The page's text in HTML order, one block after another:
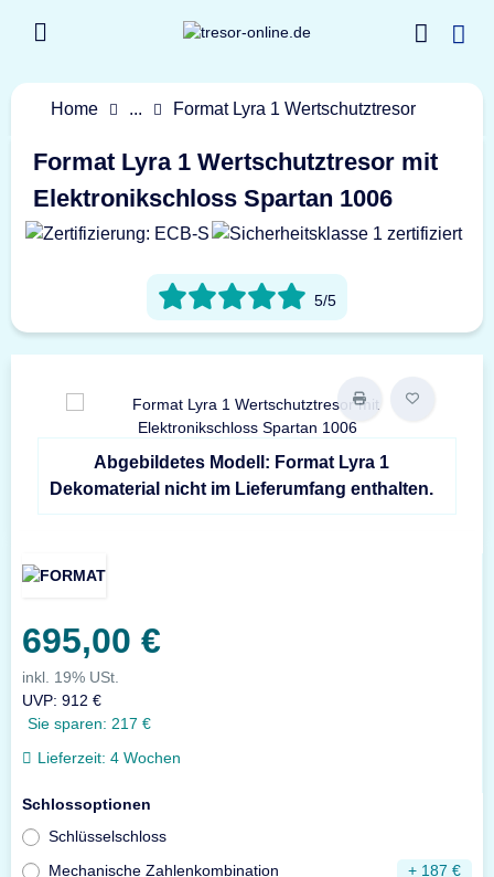
Home ... Format Lyra 1 Wertschutztresor
Format Lyra 1 Wertschutztresor mit
Elektronikschloss Spartan 1006
5/5
Abgebildetes Modell: Format Lyra 1
Dekomaterial nicht im Lieferumfang enthalten.
695,00 €
inkl. 19% USt.
UVP: 912 €
Sie sparen: 217 €
Lieferzeit: 4 Wochen
Schlossoptionen
Schlüsselschloss
Mechanische Zahlenkombination
+ 187 €